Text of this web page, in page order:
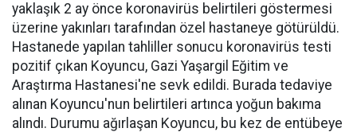
yaklaşık 2 ay önce koronavirüs belirtileri göstermesi
üzerine yakınları tarafından özel hastaneye götürüldü.
Hastanede yapılan tahliller sonucu koronavirüs testi
pozitif çıkan Koyuncu, Gazi Yaşargil Eğitim ve
Araştırma Hastanesi'ne sevk edildi. Burada tedaviye
alınan Koyuncu'nun belirtileri artınca yoğun bakıma
alındı. Durumu ağırlaşan Koyuncu, bu kez de entübeye